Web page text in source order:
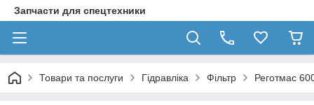
Запчасти для спецтехники
Товари та послуги Гідравліка Фільтр Реготмас